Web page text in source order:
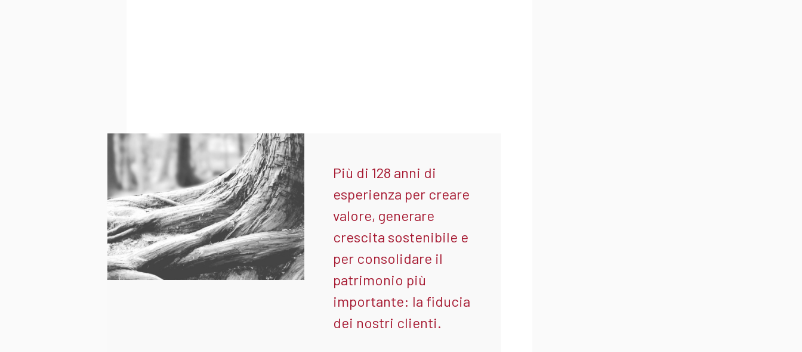
Più di 128 anni di
esperienza per creare
valore, generare
crescita sostenibile e
per consolidare il
patrimonio più
importante: la fiducia
dei nostri clienti.